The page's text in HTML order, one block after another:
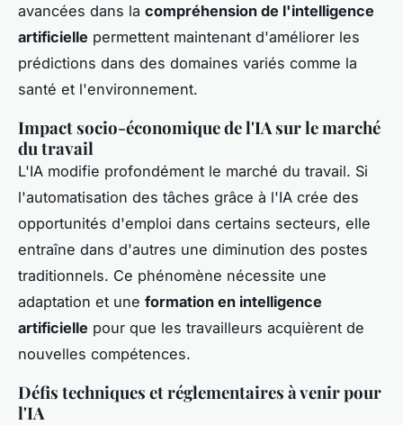
avancées dans la compréhension de l'intelligence
artificielle permettent maintenant d'améliorer les
prédictions dans des domaines variés comme la
santé et l'environnement.
Impact socio-économique de l'IA sur le marché
du travail
L'IA modifie profondément le marché du travail. Si
l'automatisation des tâches grâce à l'IA crée des
opportunités d'emploi dans certains secteurs, elle
entraîne dans d'autres une diminution des postes
traditionnels. Ce phénomène nécessite une
adaptation et une formation en intelligence
artificielle pour que les travailleurs acquièrent de
nouvelles compétences.
Défis techniques et réglementaires à venir pour
l'IA